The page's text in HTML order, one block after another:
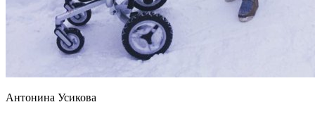
Антонина Усикова